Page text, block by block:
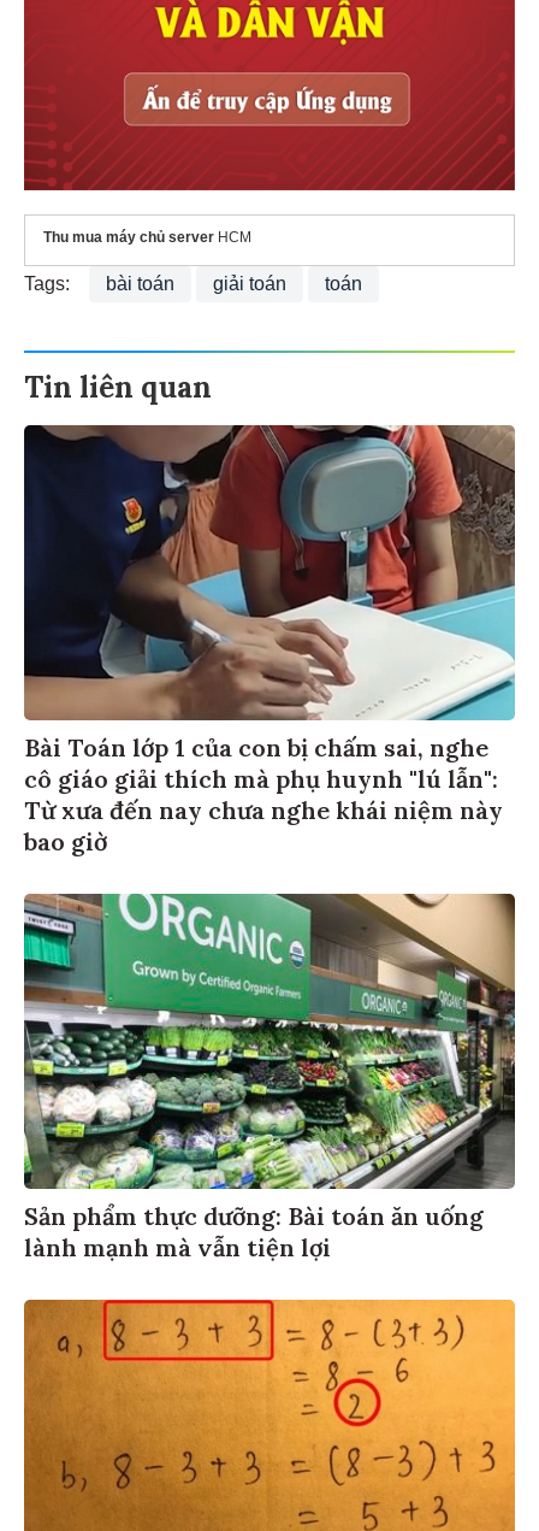
Thu mua máy chủ server HCM
Tags: bài toán giải toán toán
Tin liên quan
Bài Toán lớp 1 của con bị chấm sai, nghe
cô giáo giải thích mà phụ huynh "lú lẫn":
Từ xưa đến nay chưa nghe khái niệm này
bao giờ
Sản phẩm thực dưỡng: Bài toán ăn uống
lành mạnh mà vẫn tiện lợi